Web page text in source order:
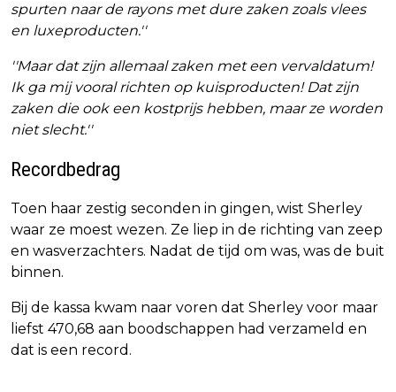
spurten naar de rayons met dure zaken zoals vlees
en luxeproducten.''
''Maar dat zijn allemaal zaken met een vervaldatum!
Ik ga mij vooral richten op kuisproducten! Dat zijn
zaken die ook een kostprijs hebben, maar ze worden
niet slecht.''
Recordbedrag
Toen haar zestig seconden in gingen, wist Sherley
waar ze moest wezen. Ze liep in de richting van zeep
en wasverzachters. Nadat de tijd om was, was de buit
binnen.
Bij de kassa kwam naar voren dat Sherley voor maar
liefst 470,68 aan boodschappen had verzameld en
dat is een record.